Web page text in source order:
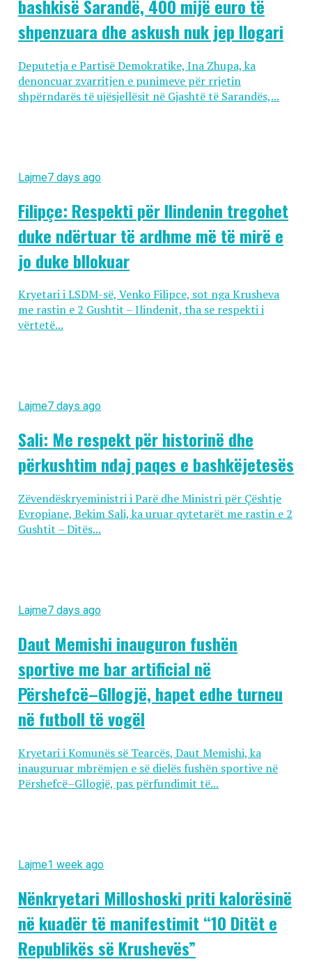
bashkisë Sarandë, 400 mijë euro të
shpenzuara dhe askush nuk jep llogari
Deputetja e Partisë Demokratike, Ina Zhupa, ka
denoncuar zvarritjen e punimeve për rrjetin
shpërndarës të ujësjellësit në Gjashtë të Sarandës,...
Lajme7 days ago
Filipçe: Respekti për Ilindenin tregohet
duke ndërtuar të ardhme më të mirë e
jo duke bllokuar
Kryetari i LSDM-së, Venko Filipce, sot nga Krusheva
me rastin e 2 Gushtit – Ilindenit, tha se respekti i
vërtetë...
Lajme7 days ago
Sali: Me respekt për historinë dhe
përkushtim ndaj paqes e bashkëjetesës
Zëvendëskryeministri i Parë dhe Ministri për Çështje
Evropiane, Bekim Sali, ka uruar qytetarët me rastin e 2
Gushtit – Ditës...
Lajme7 days ago
Daut Memishi inauguron fushën
sportive me bar artificial në
Përshefcë–Gllogjë, hapet edhe turneu
në futboll të vogël
Kryetari i Komunës së Tearcës, Daut Memishi, ka
inauguruar mbrëmjen e së dielës fushën sportive në
Përshefcë–Gllogjë, pas përfundimit të...
Lajme1 week ago
Nënkryetari Milloshoski priti kalorësinë
në kuadër të manifestimit “10 Ditët e
Republikës së Krushevës”